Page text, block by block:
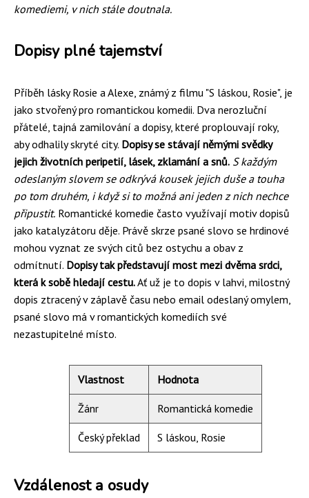
komediemi, v nich stále doutnala.
Dopisy plné tajemství
Příběh lásky Rosie a Alexe, známý z filmu "S láskou, Rosie", je
jako stvořený pro romantickou komedii. Dva nerozluční
přátelé, tajná zamilování a dopisy, které proplouvají roky,
aby odhalily skryté city. Dopisy se stávají němými svědky
jejich životních peripetií, lásek, zklamání a snů. S každým
odeslaným slovem se odkrývá kousek jejich duše a touha
po tom druhém, i když si to možná ani jeden z nich nechce
připustit. Romantické komedie často využívají motiv dopisů
jako katalyzátoru děje. Právě skrze psané slovo se hrdinové
mohou vyznat ze svých citů bez ostychu a obav z
odmítnutí. Dopisy tak představují most mezi dvěma srdci,
která k sobě hledají cestu.Ať už je to dopis v lahvi, milostný
dopis ztracený v záplavě času nebo email odeslaný omylem,
psané slovo má v romantických komediích své
nezastupitelné místo.
Vlastnost Hodnota
Žánr Romantická komedie
Český překlad S láskou, Rosie
Vzdálenost a osudy